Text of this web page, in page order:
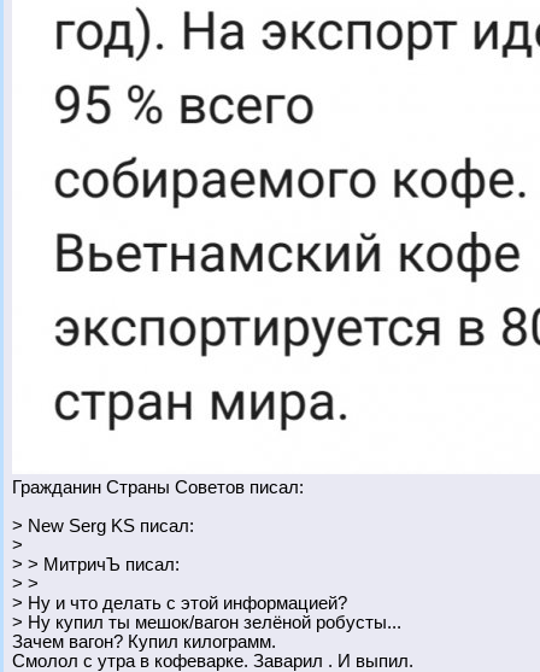
Гражданин Страны Советов писал:
> New Serg KS писал:
>
> > МитричЪ писал:
> >
> Ну и что делать с этой информацией?
> Ну купил ты мешок/вагон зелёной робусты...
Зачем вагон? Купил килограмм.
Смолол с утра в кофеварке. Заварил . И выпил.